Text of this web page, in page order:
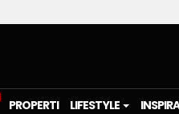
PROPERTI LIFESTYLE